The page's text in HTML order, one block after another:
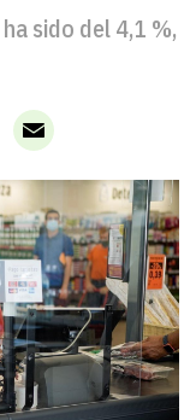
sido del 4,1 %,
Email